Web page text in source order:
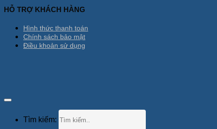
HỖ TRỢ KHÁCH HÀNG
Hình thức thanh toán
Chính sách bảo mật
Điều khoản sử dụng
Tìm kiếm: